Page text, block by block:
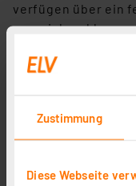
Zustimmung
Diese Webseite
verfügen über ein
ausreichend
maximale
Fahrzeug) vor
ein Fehlerstrom-